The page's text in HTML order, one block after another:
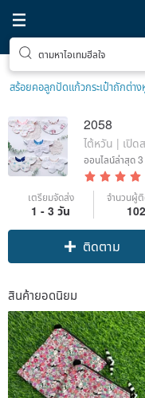
ตามหาไอเทมฮีลใจ
สร้อยคอลูกปัดแก้วกระเป๋าถักต่าง
2058
ไต้หวัน | เปิด
ออนไลน์ล่าสุด
เตรียมจัดส่ง
1 - 3 วัน
จำนวนผู้
102
ติดตาม
สินค้ายอดนิยม